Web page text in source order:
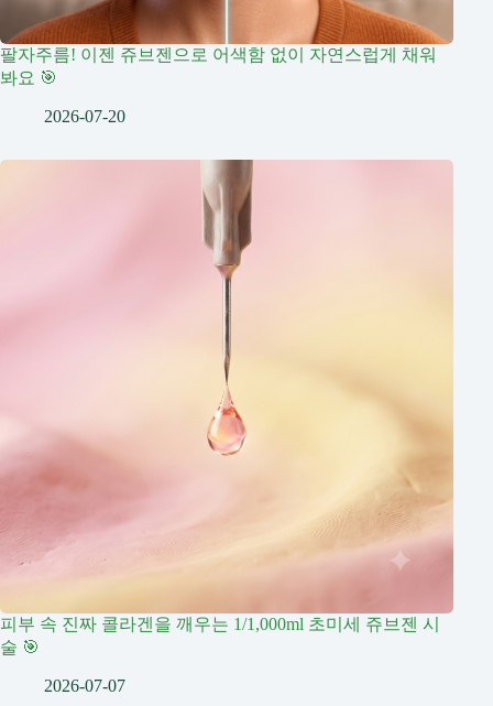
팔자주름! 이젠 쥬브젠으로 어색함 없이 자연스럽게 채워
봐요 🎯
2026-07-20
피부 속 진짜 콜라겐을 깨우는 1/1,000ml 초미세 쥬브젠 시
술 🎯
2026-07-07